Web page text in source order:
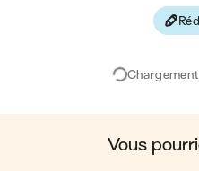
Les valeurs sont basées sur
ou des questions concernant
en moyenne, une portion de
glucides ; 6 g de protéines ;
vous